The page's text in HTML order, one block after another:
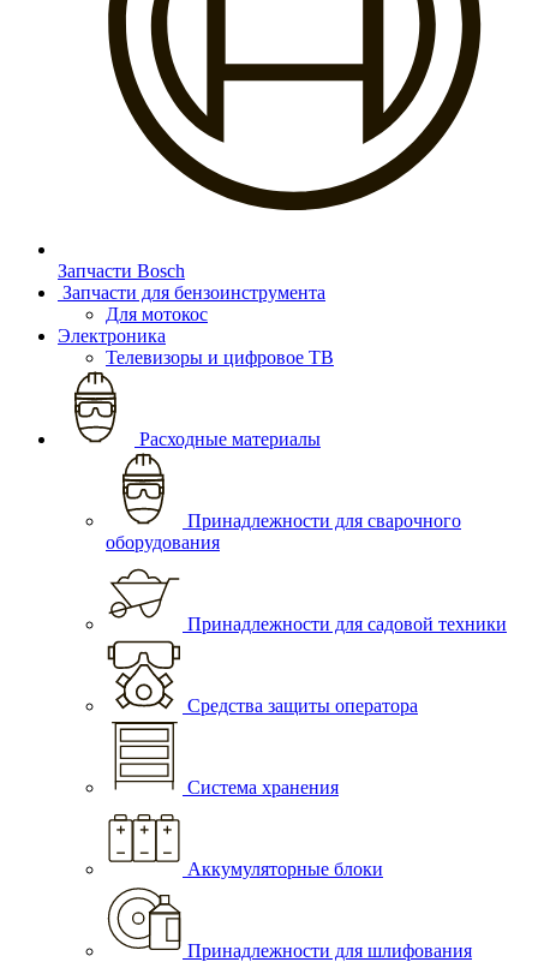
Запчасти Bosch
Запчасти для бензоинструмента
Для мотокос
Электроника
Телевизоры и цифровое ТВ
Расходные материалы
Принадлежности для сварочного
оборудования
Принадлежности для садовой техники
Средства защиты оператора
Система хранения
Аккумуляторные блоки
Принадлежности для шлифования